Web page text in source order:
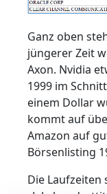
Ganz oben
jüngerer Zeit
Axon. Nvidia
1999 im
einem Dollar
kommt auf
Amazon auf
Börsenlisting
Die Laufzeiten